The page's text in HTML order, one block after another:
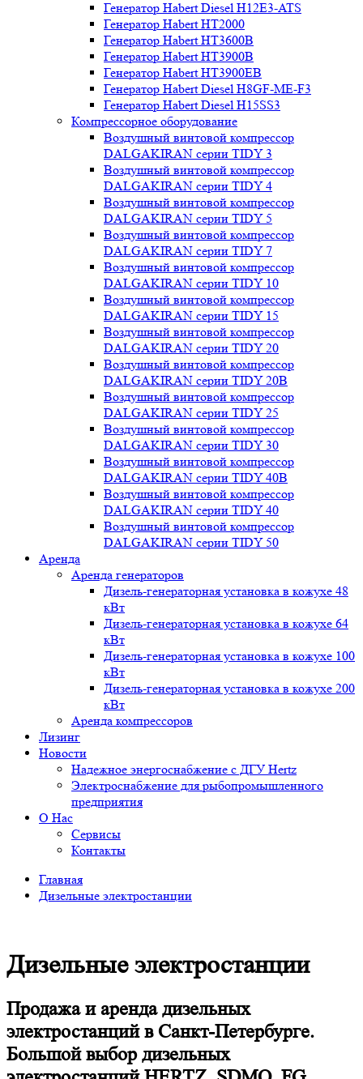
Генератор Habert Diesel H12E3-ATS
Генератор Habert HT2000
Генератор Habert HT3600B
Генератор Habert HT3900B
Генератор Habert HT3900EB
Генератор Habert Diesel H8GF-ME-F3
Генератор Habert Diesel H15SS3
Компрессорное оборудование
Воздушный винтовой компрессор
DALGAKIRAN серии TIDY 3
Воздушный винтовой компрессор
DALGAKIRAN серии TIDY 4
Воздушный винтовой компрессор
DALGAKIRAN серии TIDY 5
Воздушный винтовой компрессор
DALGAKIRAN серии TIDY 7
Воздушный винтовой компрессор
DALGAKIRAN серии TIDY 10
Воздушный винтовой компрессор
DALGAKIRAN серии TIDY 15
Воздушный винтовой компрессор
DALGAKIRAN серии TIDY 20
Воздушный винтовой компрессор
DALGAKIRAN серии TIDY 20B
Воздушный винтовой компрессор
DALGAKIRAN серии TIDY 25
Воздушный винтовой компрессор
DALGAKIRAN серии TIDY 30
Воздушный винтовой компрессор
DALGAKIRAN серии TIDY 40B
Воздушный винтовой компрессор
DALGAKIRAN серии TIDY 40
Воздушный винтовой компрессор
DALGAKIRAN серии TIDY 50
Аренда
Аренда генераторов
Дизель-генераторная установка в кожухе 48
кВт
Дизель-генераторная установка в кожухе 64
кВт
Дизель-генераторная установка в кожухе 100
кВт
Дизель-генераторная установка в кожухе 200
кВт
Аренда компрессоров
Лизинг
Новости
Надежное энергоснабжение с ДГУ Hertz
Электроснабжение для рыбопромышленного
предприятия
О Нас
Сервисы
Контакты
Главная
Дизельные электростанции
Дизельные электростанции
Продажа и аренда дизельных
электростанций в Санкт-Петербурге.
Большой выбор дизельных